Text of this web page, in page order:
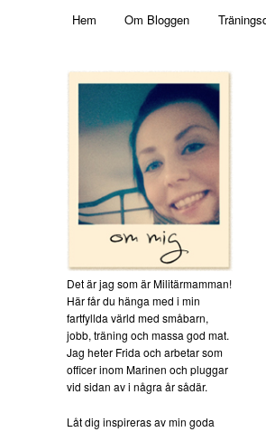
Militärmamman
Skip to primary content
Hem Om Bloggen
Det är jag som är Militärmamman!
Här får du hänga med i min
fartfyllda värld med småbarn,
jobb, träning och massa god mat.
Jag heter Frida och arbetar som
officer inom Marinen och pluggar
vid sidan av i några år sådär.
Låt dig inspireras av min goda